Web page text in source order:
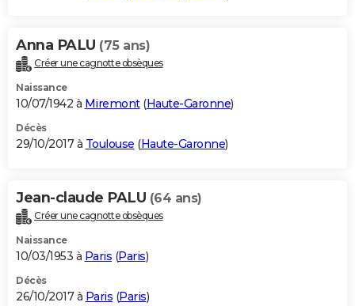
Anna PALU (75 ans)
Créer une cagnotte obsèques
Naissance
10/07/1942 à Miremont(Haute-Garonne)
Décès
29/10/2017 à Toulouse (Haute-Garonne)
Jean-claude PALU (64 ans)
Créer une cagnotte obsèques
Naissance
10/03/1953 à Paris (Paris)
Décès
26/10/2017 à Paris (Paris)